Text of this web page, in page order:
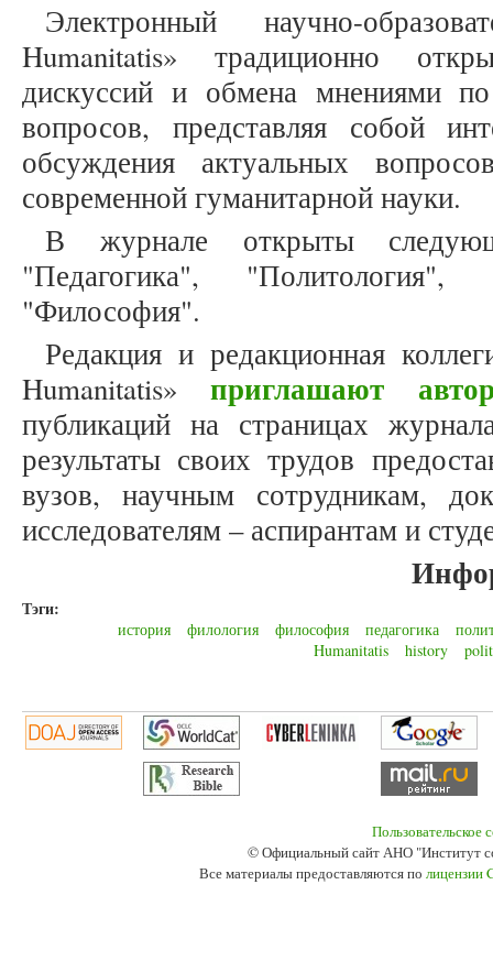
Электронный научно-
Humanitatis» традиционно
дискуссий и обмена мнениями
вопросов, представляя собой
обсуждения актуальных
современной гуманитарной науки.
В журнале открыты
"Педагогика", "Политология",
"Философия".
Редакция и редакционная
Humanitatis»приглашают
публикаций на страницах
результаты своих трудов
вузов, научным сотрудникам,
исследователям – аспирантам и
Тэги:
история филология философия педагогика
Humanitatis
history
Пользовательское
© Официальный сайт АНО "Институт
Все материалы предоставляются по лицензии